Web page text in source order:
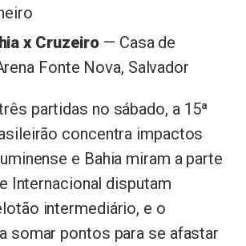
x Cruzeiro — Casa de
Fonte Nova, Salvador
partidas no sábado, a 15ª
concentra impactos
e Bahia miram a parte
Internacional disputam
intermediário, e o
somar pontos para se afastar